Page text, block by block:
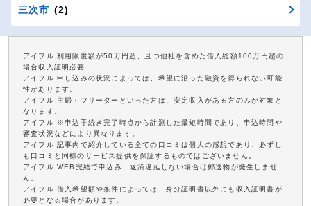
三次市 (2)
アイフル 利用限度額が50万円超、且つ他社を含めた借入総額100万円超の
場合収入証明必要
アイフル 申し込みの状況によっては、希望に沿った融資を得られない可能
性があります。
アイフル 主婦・フリーターといった方は、安定収入がある方のみが対象と
なります。
アイフル ※申込手続き完了時点から計測した最短時間であり、申込時間や
審査状況などにより異なります。
アイフル 記事内で紹介している全ての口コミは個人の感想であり、必ずし
も口コミと同様のサービス提供を保証するものではございません。
アイフル WEB完結で申込み、返済遅延しない場合は郵送物が発生しませ
ん。
アイフル 借入希望額や条件によっては、身分証明書以外にも収入証明書が
必要となる場合があります。